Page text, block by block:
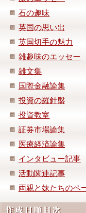
石の趣味
英国の思い出
英国切手の魅力
雑趣味のエッセー
雑文集
国際金融論集
投資の羅針盤
投資教室
証券市場論集
医療経済論集
インタビュー記事
活動関連記事
両親と妹たちのペ